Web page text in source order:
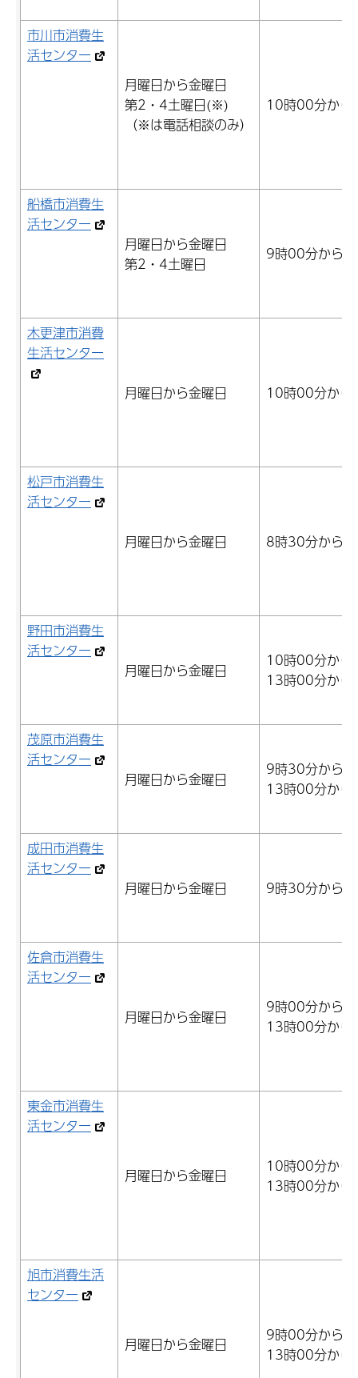
市川市消費生
活センター
月曜日から金曜日
第2・4土曜日(※)
（※は電話相談のみ）
10時00分か
船橋市消費生
活センター
月曜日から金曜日
第2・4土曜日
9時00分から
木更津市消費
生活センター
月曜日から金曜日
10時00分か
松戸市消費生
活センター
月曜日から金曜日
8時30分から
野田市消費生
活センター
月曜日から金曜日
10時00分か
13時00分か
茂原市消費生
活センター
月曜日から金曜日
9時30分から
13時00分か
成田市消費生
活センター
月曜日から金曜日
9時30分から
佐倉市消費生
活センター
月曜日から金曜日
9時00分から
13時00分か
東金市消費生
活センター
月曜日から金曜日
10時00分か
13時00分か
旭市消費生活
センター
月曜日から金曜日
9時00分から
13時00分か